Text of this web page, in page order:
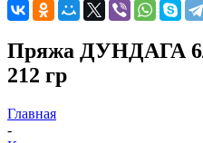
Пряжа ДУНДАГА 6/
212 гр
Главная
-